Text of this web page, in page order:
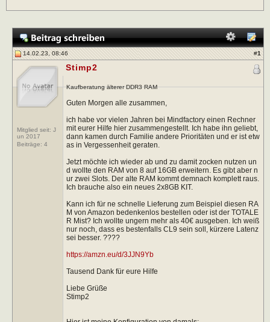
14.02.23, 08:46 #1
Mitglied seit: J
un 2017
Beiträge: 4
Stimp2
Kaufberatung älterer DDR3 RAM
Guten Morgen alle zusammen,
ich habe vor vielen Jahren bei Mindfactory einen Rechner
mit eurer Hilfe hier zusammengestellt. Ich habe ihn geliebt,
dann kamen durch Familie andere Prioritäten und er ist etw
as in Vergessenheit geraten.
Jetzt möchte ich wieder ab und zu damit zocken nutzen un
d wollte den RAM von 8 auf 16GB erweitern. Es gibt aber n
ur zwei Slots. Der alte RAM kommt demnach komplett raus.
Ich brauche also ein neues 2x8GB KIT.
Kann ich für ne schnelle Lieferung zum Beispiel diesen RA
M von Amazon bedenkenlos bestellen oder ist der TOTALE
R Mist? Ich wollte ungern mehr als 40€ ausgeben. Ich weiß
nur noch, dass es bestenfalls CL9 sein soll, kürzere Latenz
sei besser. ????
https://amzn.eu/d/3JJN9Yb
Tausend Dank für eure Hilfe
Liebe Grüße
Stimp2